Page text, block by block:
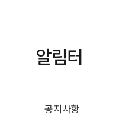
알림터
공지사항